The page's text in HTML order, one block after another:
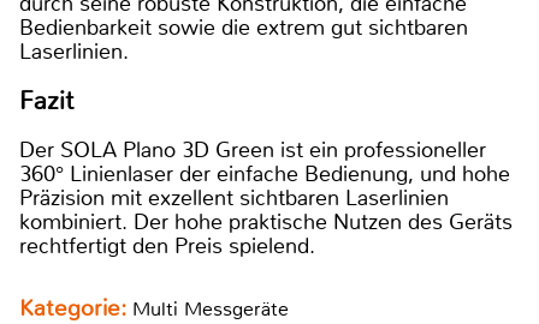
Bedienbarkeit sowie die extrem gut sichtbaren
Laserlinien.
Fazit
Der SOLA Plano 3D Green ist ein professioneller
360° Linienlaser der einfache Bedienung, und hohe
Präzision mit exzellent sichtbaren Laserlinien
kombiniert. Der hohe praktische Nutzen des Geräts
rechtfertigt den Preis spielend.
Kategorie: Multi Messgeräte